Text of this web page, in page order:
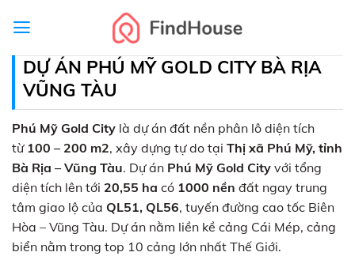
DỰ ÁN PHÚ MỸ GOLD CITY BÀ RỊA
VŨNG TÀU
Phú Mỹ Gold City là dự án đất nền phân lô diện tích
từ 100 – 200 m2, xây dựng tự do tại Thị xã Phú Mỹ, tỉnh
Bà Rịa – Vũng Tàu. Dự án Phú Mỹ Gold City với tổng
diện tích lên tới 20,55 ha có 1000 nền đất ngay trung
tâm giao lộ của QL51, QL56, tuyến đường cao tốc Biên
Hòa – Vũng Tàu. Dự án nằm liền kề cảng Cái Mép, cảng
biển nằm trong top 10 cảng lớn nhất Thế Giới.